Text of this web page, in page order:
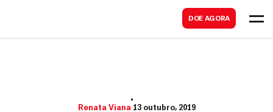
DOE AGORA
Renata Viana 13 outubro, 2019